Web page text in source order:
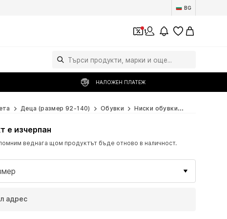
BG
1
НАЛОЖЕН ПЛАТЕЖ
Деца (размер 92-140) Обувки Ниски обувки
е изчерпан
веднага щом продуктът бъде отново в наличност.
адрес